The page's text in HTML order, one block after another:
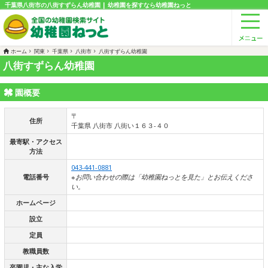
千葉県八街市の八街すずらん幼稚園 | 幼稚園を探すなら幼稚園ねっと
ホーム 関東 千葉県 八街市 八街すずらん幼稚園
八街すずらん幼稚園
園概要
住所
〒
千葉県 八街市 八街い１６３-４０
最寄駅・アクセス
方法
電話番号
043-441-0881
※お問い合わせの際は「幼稚園ねっとを見た」とお伝えくださ
い。
ホームページ
設立
定員
教職員数